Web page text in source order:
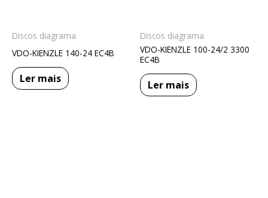
Discos diagrama
VDO-KIENZLE 140-24 EC4B
Ler mais
Discos diagrama
VDO-KIENZLE 100-24/2 3300
EC4B
Ler mais